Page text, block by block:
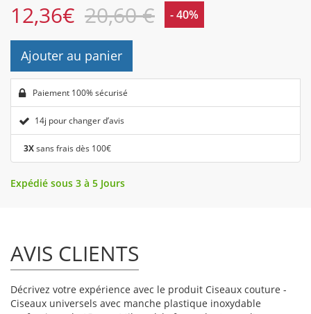
12,36€ 20,60 € - 40%
Ajouter au panier
Paiement 100% sécurisé
14j pour changer d’avis
3Xsans frais dès 100€
Expédié sous 3 à 5 Jours
AVIS CLIENTS
Décrivez votre expérience avec le produit Ciseaux couture -
Ciseaux universels avec manche plastique inoxydable